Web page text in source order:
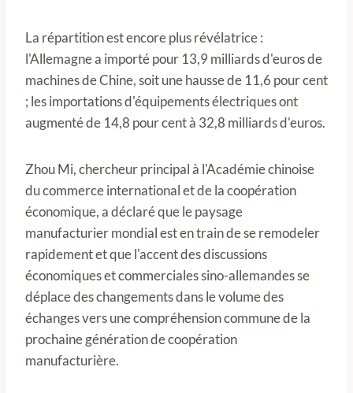
La répartition est encore plus révélatrice :
l'Allemagne a importé pour 13,9 milliards d'euros de
machines de Chine, soit une hausse de 11,6 pour cent
; les importations d'équipements électriques ont
augmenté de 14,8 pour cent à 32,8 milliards d'euros.
Zhou Mi, chercheur principal à l'Académie chinoise
du commerce international et de la coopération
économique, a déclaré que le paysage
manufacturier mondial est en train de se remodeler
rapidement et que l'accent des discussions
économiques et commerciales sino-allemandes se
déplace des changements dans le volume des
échanges vers une compréhension commune de la
prochaine génération de coopération
manufacturière.